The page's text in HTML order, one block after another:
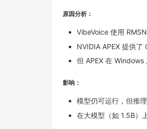
原因分析：
VibeVoice 使用
NVIDIA APEX 提供了
但 APEX 在 Windows
影响：
模型仍可运行，但推
在大模型（如 1.5B）